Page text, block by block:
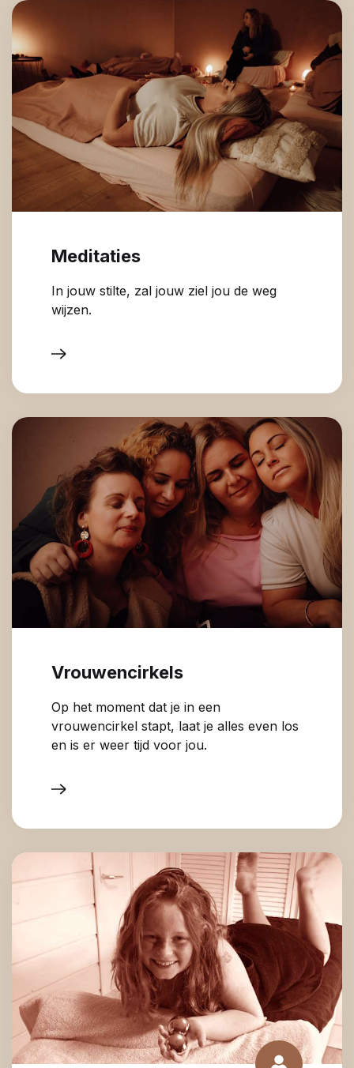
Meditaties
In jouw stilte, zal jouw ziel jou de weg
wijzen.
Vrouwencirkels
Op het moment dat je in een
vrouwencirkel stapt, laat je alles even los
en is er weer tijd voor jou.